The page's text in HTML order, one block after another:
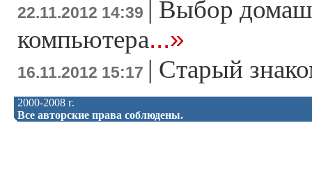
22.11.2012 14:39 | Выбор
компьютера...»
16.11.2012 15:17 | Старый
2000-2008 г.
Все авторские права соблюдены.